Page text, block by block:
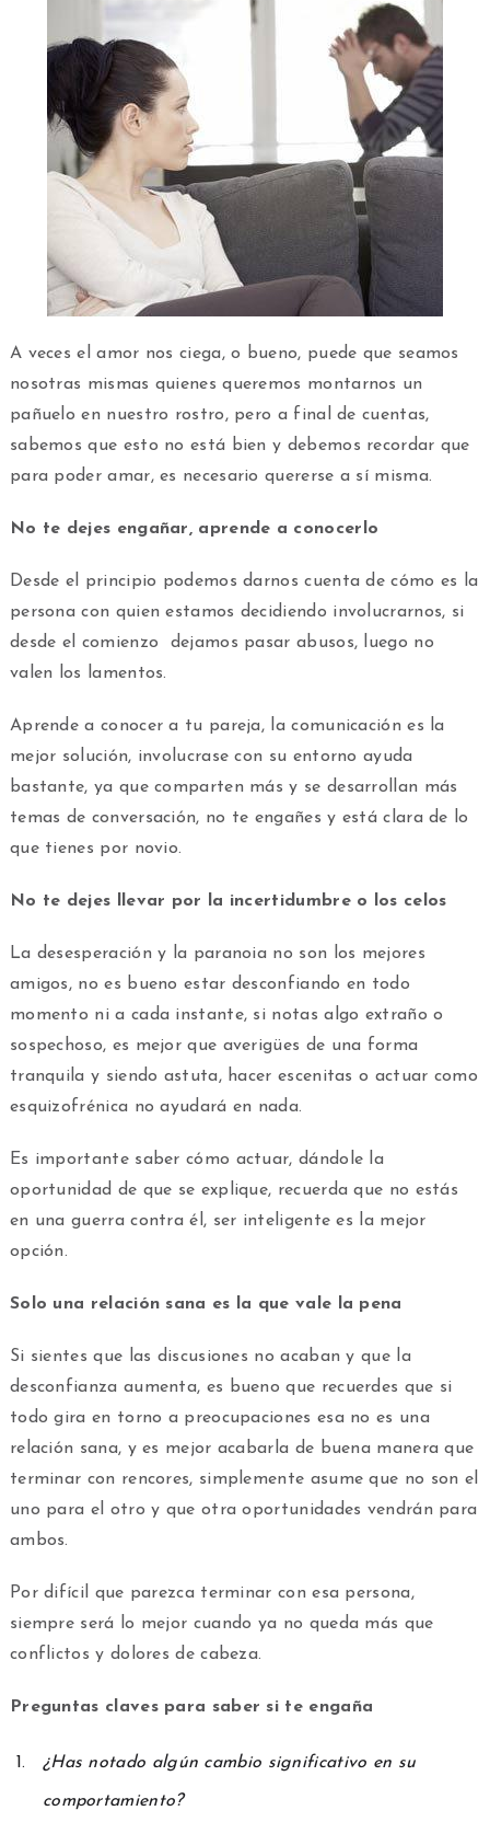
A veces el amor nos ciega, o bueno, puede que seamos
nosotras mismas quienes queremos montarnos un
pañuelo en nuestro rostro, pero a final de cuentas,
sabemos que esto no está bien y debemos recordar que
para poder amar, es necesario quererse a sí misma.
No te dejes engañar, aprende a conocerlo
Desde el principio podemos darnos cuenta de cómo es la
persona con quien estamos decidiendo involucrarnos, si
desde el comienzo dejamos pasar abusos, luego no
valen los lamentos.
Aprende a conocer a tu pareja, la comunicación es la
mejor solución, involucrase con su entorno ayuda
bastante, ya que comparten más y se desarrollan más
temas de conversación, no te engañes y está clara de lo
que tienes por novio.
No te dejes llevar por la incertidumbre o los celos
La desesperación y la paranoia no son los mejores
amigos, no es bueno estar desconfiando en todo
momento ni a cada instante, si notas algo extraño o
sospechoso, es mejor que averigües de una forma
tranquila y siendo astuta, hacer escenitas o actuar como
esquizofrénica no ayudará en nada.
Es importante saber cómo actuar, dándole la
oportunidad de que se explique, recuerda que no estás
en una guerra contra él, ser inteligente es la mejor
opción.
Solo una relación sana es la que vale la pena
Si sientes que las discusiones no acaban y que la
desconfianza aumenta, es bueno que recuerdes que si
todo gira en torno a preocupaciones esa no es una
relación sana, y es mejor acabarla de buena manera que
terminar con rencores, simplemente asume que no son el
uno para el otro y que otra oportunidades vendrán para
ambos.
Por difícil que parezca terminar con esa persona,
siempre será lo mejor cuando ya no queda más que
conflictos y dolores de cabeza.
Preguntas claves para saber si te engaña
¿Has notado algún cambio significativo en su
comportamiento?